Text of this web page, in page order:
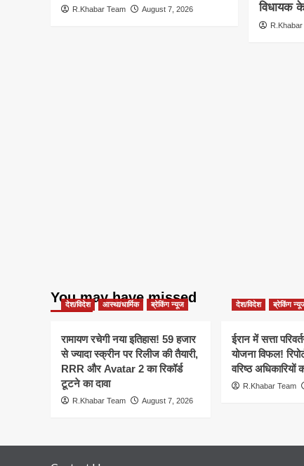
R.Khabar Team August 7, 2026
विधायक के
You may have missed
देश/विदेश आस्था/धार्मिक ब्रेकिंग न्यूज
रामायण रचेगी नया इतिहास! 59 हजार
से ज्यादा स्क्रीन पर रिलीज की तैयारी,
RRR और Avatar 2 का रिकॉर्ड
टूटने का दावा
R.Khabar Team August 7, 2026
देश/विदेश ब्रेकिंग
ईरान में सत्ता
योजना विफल!
वरिष्ठ अधिकारियों
R.Khabar Team